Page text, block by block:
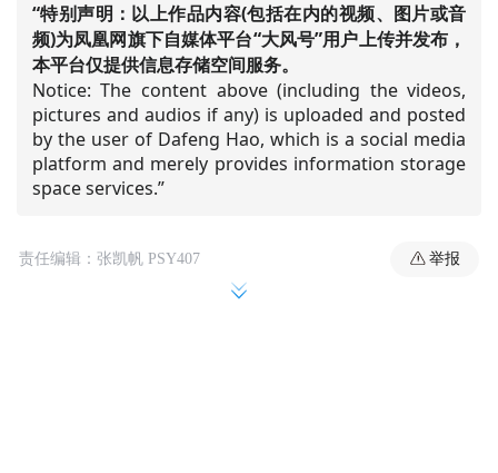
“特别声明：以上作品内容(包括在内的视频、图片或音
频)为凤凰网旗下自媒体平台“大风号”用户上传并发布，
本平台仅提供信息存储空间服务。
Notice: The content above (including the videos,
pictures and audios if any) is uploaded and posted
by the user of Dafeng Hao, which is a social media
platform and merely provides information storage
space services.”
责任编辑：张凯帆 PSY407 举报